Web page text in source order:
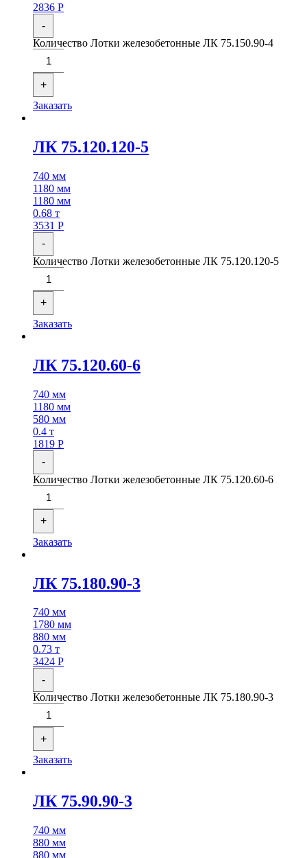
2836 Р
-
Количество Лотки железобетонные ЛК 75.150.90-4
+
Заказать
ЛК 75.120.120-5
740 мм
1180 мм
1180 мм
0.68 т
3531 Р
-
Количество Лотки железобетонные ЛК 75.120.120-5
+
Заказать
ЛК 75.120.60-6
740 мм
1180 мм
580 мм
0.4 т
1819 Р
-
Количество Лотки железобетонные ЛК 75.120.60-6
+
Заказать
ЛК 75.180.90-3
740 мм
1780 мм
880 мм
0.73 т
3424 Р
-
Количество Лотки железобетонные ЛК 75.180.90-3
+
Заказать
ЛК 75.90.90-3
740 мм
880 мм
880 мм